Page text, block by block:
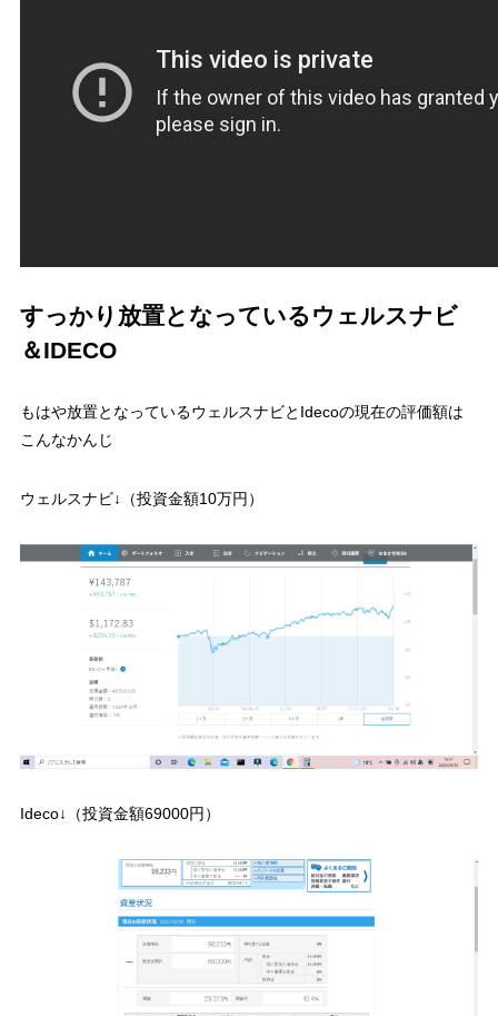
すっかり放置となっているウェルスナビ
＆IDECO
もはや放置となっているウェルスナビとIdecoの現在の評価額は
こんなかんじ
ウェルスナビ↓（投資金額10万円）
Ideco↓（投資金額69000円）